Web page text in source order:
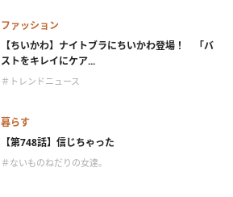
ファッション
【ちいかわ】ナイトブラにちいかわ登場！ 「バ
ストをキレイにケア...
＃トレンドニュース
暮らす
【第748話】信じちゃった
＃ないものねだりの女達。